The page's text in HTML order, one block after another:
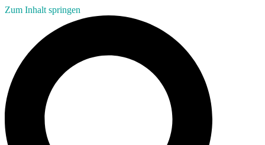
Zum Inhalt springen